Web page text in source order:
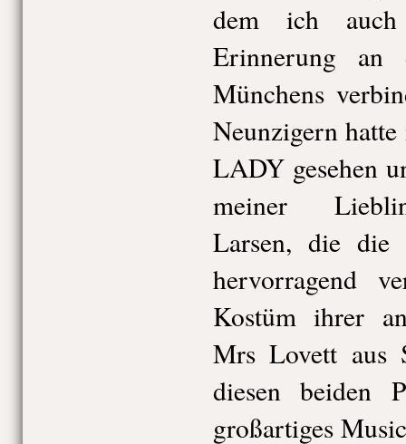
dem ich
Erinnerung an
Münchens
Neunzigern
LADY gesehen
meiner
Larsen, die die
hervorragend
Kostüm ihrer
Mrs Lovett aus
diesen beiden
großartiges